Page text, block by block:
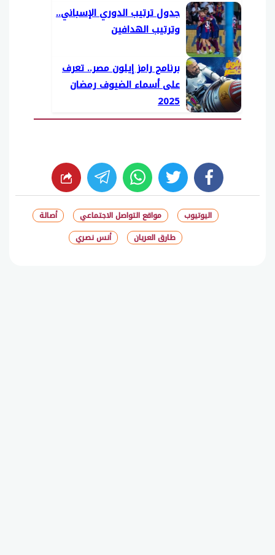
جدول ترتيب الدوري الإسباني..
وترتيب الهدافين
برنامج رامز إيلون مصر.. تعرف
على أسماء الضيوف رمضان
2025
facebook
twitter
whats
اليوتيوب مواقع التواصل الاجتماعي
أصالة
طارق العريان
أنس نصري